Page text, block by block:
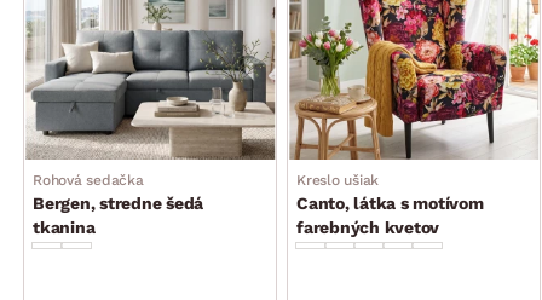
Rohová sedačka
Bergen, stredne šedá
tkanina
Kreslo ušiak
Canto, látka s motívom
farebných kvetov